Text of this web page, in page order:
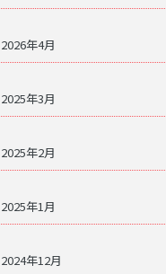
2026年4月
2025年3月
2025年2月
2025年1月
2024年12月